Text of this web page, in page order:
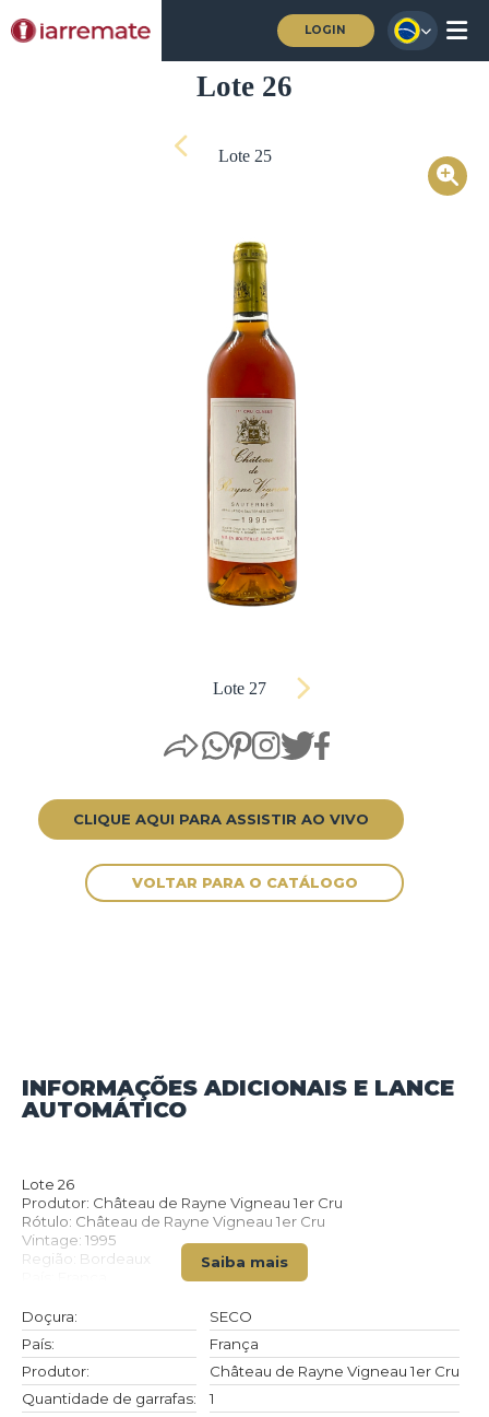
LOGIN
Lote 26
Lote 25
Lote 27
INFORMAÇÕES ADICIONAIS E LANCE
AUTOMÁTICO
Lote 26
Produtor: Château de Rayne Vigneau 1er Cru
Rótulo: Château de Rayne Vigneau 1er Cru
Vintage: 1995
Região: Bordeaux
Doçura: SECO
Volume(ml): 750
Quantidade de garrafas: 1
Saiba mais
Doçura:
SECO
País:
França
Produtor:
Château de Rayne Vigneau 1er Cru
Quantidade de garrafas:
1
CLIQUE AQUI PARA ASSISTIR AO VIVO
VOLTAR PARA O CATÁLOGO